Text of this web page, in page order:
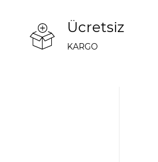
Ücretsiz
KARGO